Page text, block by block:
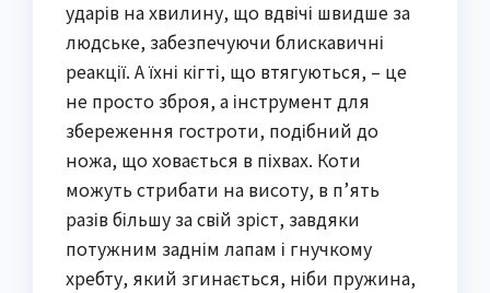
ударів на хвилину, що вдвічі швидше за
людське, забезпечуючи блискавичні
реакції. А їхні кігті, що втягуються, – це
не просто зброя, а інструмент для
збереження гостроти, подібний до
ножа, що ховається в піхвах. Коти
можуть стрибати на висоту, в п’ять
разів більшу за свій зріст, завдяки
потужним заднім лапам і гнучкому
хребту, який згинається, ніби пружина,